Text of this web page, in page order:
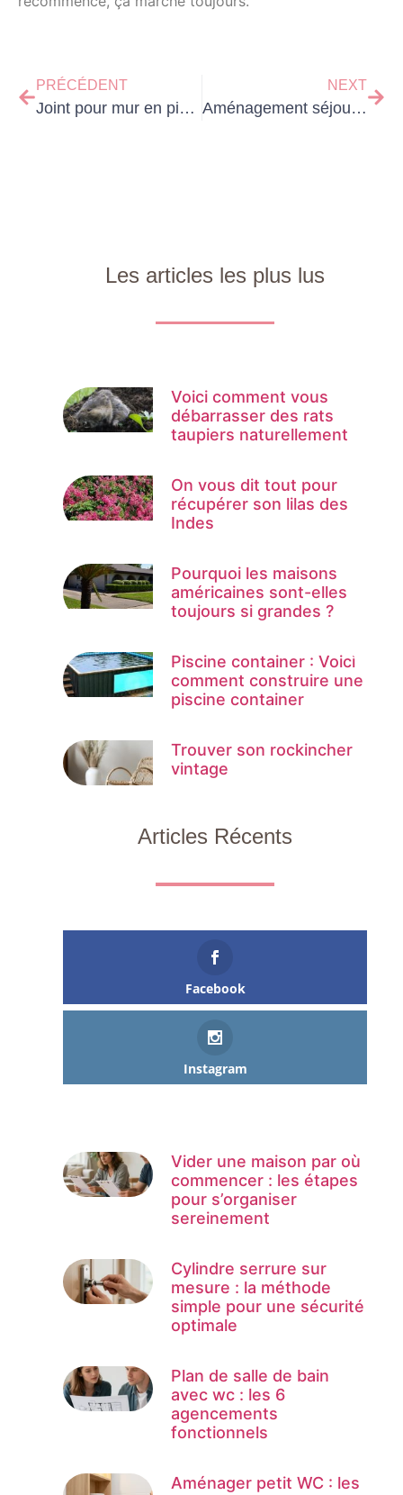
PRÉCÉDENT
Joint pour mur en pierre extérieur : le choix du mortier expliqué
NEXT
Aménagement séjour salon : les 9 idées pour optimiser l’espace
Les articles les plus lus
Voici comment vous
débarrasser des rats
taupiers naturellement
On vous dit tout pour
récupérer son lilas des
Indes
Pourquoi les maisons
américaines sont-elles
toujours si grandes ?
Piscine container : Voici
comment construire une
piscine container
Trouver son rockincher
vintage
Articles Récents
Facebook
Instagram
Vider une maison par où
commencer : les étapes
pour s’organiser
sereinement
Cylindre serrure sur
mesure : la méthode
simple pour une sécurité
optimale
Plan de salle de bain
avec wc : les 6
agencements
fonctionnels
Aménager petit WC : les